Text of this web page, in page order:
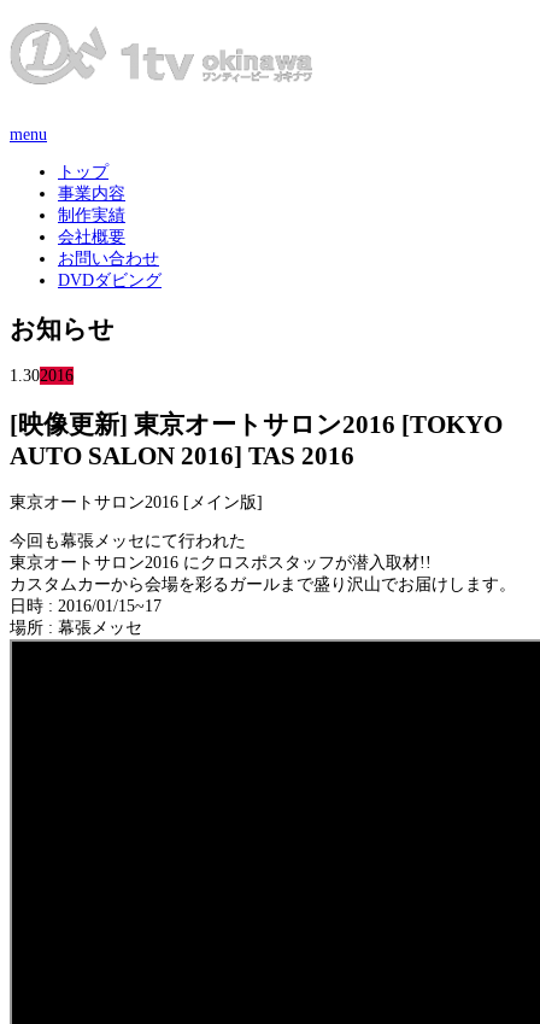
menu
トップ
事業内容
制作実績
会社概要
お問い合わせ
DVDダビング
お知らせ
1.302016
[映像更新] 東京オートサロン2016 [TOKYO
AUTO SALON 2016] TAS 2016
東京オートサロン2016 [メイン版]
今回も幕張メッセにて行われた
東京オートサロン2016 にク­ロスポスタッフが潜入取材!!
カスタムカーから会場を彩るガールまで盛り沢山で­お届けします。
日時 : 2016/01/15~17
場所 : 幕張メッセ